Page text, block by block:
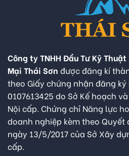
Công ty TNHH Đầu Tư Kỹ
Mại Thái Sơn được đăng kí
theo Giấy chứng nhận đăng
0107613425 do Sở Kế hoạch
Nội cấp. Chứng chỉ Năng lực
doanh nghiệp kèm theo
ngày 13/5/2017 của Sở Xây
cấp.